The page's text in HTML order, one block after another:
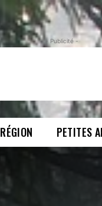
- Publicité -
RÉGION PETITES